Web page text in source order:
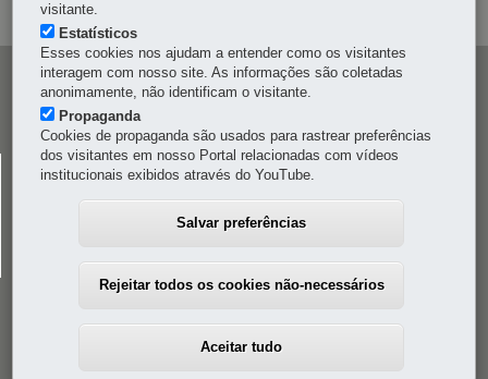
Navegação
principal
CELEPAR
Rua Mateus Leme, 1561 - Bom Retiro-80520-174-Curitiba
MAPA
41 3200-5000
visitante.
Estatísticos
Esses cookies nos ajudam a entender como os visitantes
interagem com nosso site. As informações são coletadas
anonimamente, não identificam o visitante.
Propaganda
Cookies de propaganda são usados para rastrear preferências
dos visitantes em nosso Portal relacionadas com vídeos
institucionais exibidos através do YouTube.
Salvar preferências
Rejeitar todos os cookies não-necessários
Aceitar tudo